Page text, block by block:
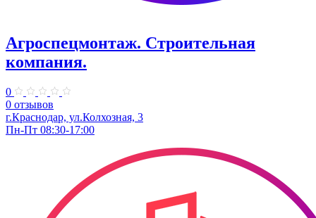
Агроспецмонтаж. Строительная
компания.
0
0 отзывов
г.Краснодар, ул.Колхозная, 3
Пн-Пт 08:30-17:00